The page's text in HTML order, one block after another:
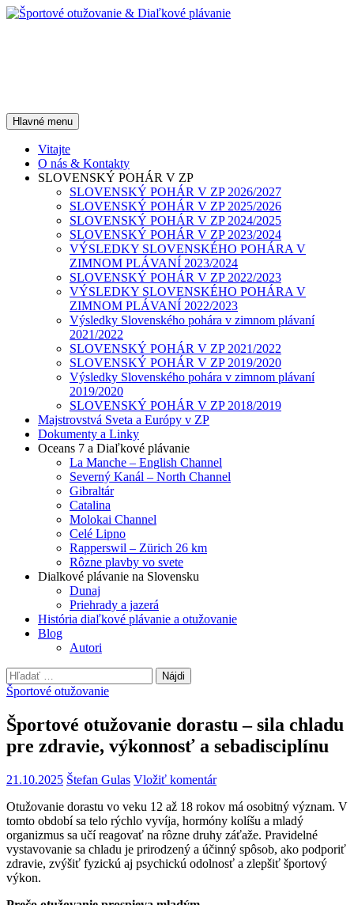
Preskočiť
Hľadať
Hlavné menu
Vitajte
O nás & Kontakty
SLOVENSKÝ POHÁR V ZP
SLOVENSKÝ POHÁR V ZP 2026/2027
SLOVENSKÝ POHÁR V ZP 2025/2026
SLOVENSKÝ POHÁR V ZP 2024/2025
SLOVENSKÝ POHÁR V ZP 2023/2024
VÝSLEDKY SLOVENSKÉHO POHÁRA V
ZIMNOM PLÁVANÍ 2023/2024
SLOVENSKÝ POHÁR V ZP 2022/2023
VÝSLEDKY SLOVENSKÉHO POHÁRA V
ZIMNOM PLÁVANÍ 2022/2023
Výsledky Slovenského pohára v zimnom plávaní
2021/2022
SLOVENSKÝ POHÁR V ZP 2021/2022
SLOVENSKÝ POHÁR V ZP 2019/2020
Výsledky Slovenského pohára v zimnom plávaní
2019/2020
SLOVENSKÝ POHÁR V ZP 2018/2019
Majstrovstvá Sveta a Európy v ZP
Dokumenty a Linky
Oceans 7 a Diaľkové plávanie
La Manche – English Channel
Severný Kanál – North Channel
Gibraltár
Catalina
Molokai Channel
Celé Lipno
Rapperswil – Zürich 26 km
Rôzne plavby vo svete
Dialkové plávanie na Slovensku
Dunaj
Priehrady a jazerá
História diaľkové plávanie a otužovanie
Blog
Autori
Hľadať:
Športové otužovanie
Športové otužovanie dorastu – sila chladu
pre zdravie, výkonnosť a sebadisciplínu
21.10.2025 Štefan Gulas Vložiť komentár
Otužovanie dorastu vo veku 12 až 18 rokov má osobitný význam. V
tomto období sa telo rýchlo vyvíja, hormóny kolíšu a mladý
organizmus sa učí reagovať na rôzne druhy záťaže. Pravidelné
vystavovanie sa chladu je prirodzený a účinný spôsob, ako podporiť
zdravie, zvýšiť fyzickú aj psychickú odolnosť a zlepšiť športový
výkon.